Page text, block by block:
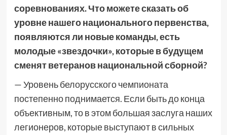
соревнованиях. Что можете сказать об
уровне нашего национального первенства,
появляются ли новые команды, есть
молодые «звездочки», которые в будущем
сменят ветеранов национальной сборной?
— Уровень белорусского чемпионата
постепенно поднимается. Если быть до конца
объективным, то в этом большая заслуга наших
легионеров, которые выступают в сильных